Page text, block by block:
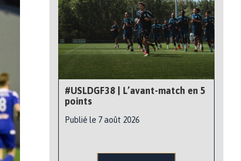
#USLDGF38 | L’avant-match en 5
points
Publié le 7 août 2026